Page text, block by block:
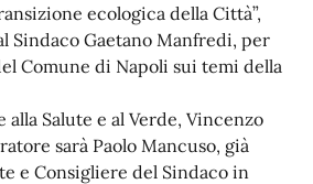
ecologica della Città”,
Sindaco Gaetano Manfredi, per
Comune di Napoli sui temi della
alla Salute e al Verde, Vincenzo
sarà Paolo Mancuso, già
e Consigliere del Sindaco in